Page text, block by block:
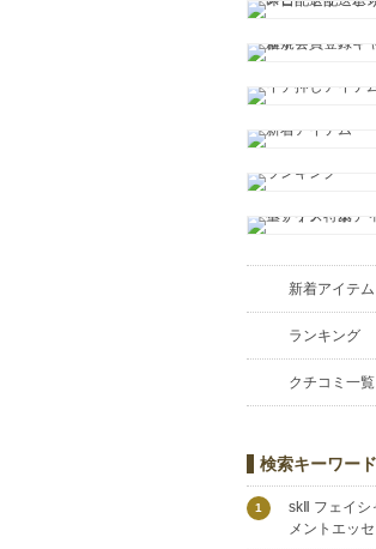
新着アイテム
ランキング
クチコミ一覧
検索キーワー
1
skⅡ フェイシ
メントエッ